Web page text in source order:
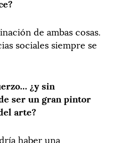
de ambas cosas.
sociales siempre se
¿y sin
ser un gran pintor
arte?
haber una